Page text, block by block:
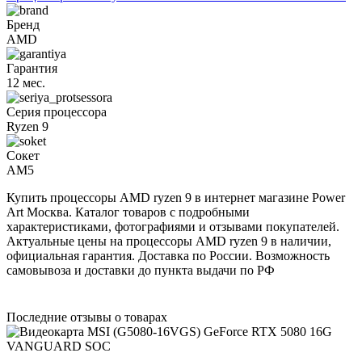
Бренд
AMD
Гарантия
12 мес.
Серия процессора
Ryzen 9
Сокет
AM5
Купить процессоры AMD ryzen 9 в интернет магазине Power
Art Москва. Каталог товаров с подробными
характеристиками, фотографиями и отзывами покупателей.
Актуальные цены на процессоры AMD ryzen 9 в наличии,
официальная гарантия. Доставка по России. Возможность
самовывоза и доставки до пункта выдачи по РФ
Последние отзывы о товарах